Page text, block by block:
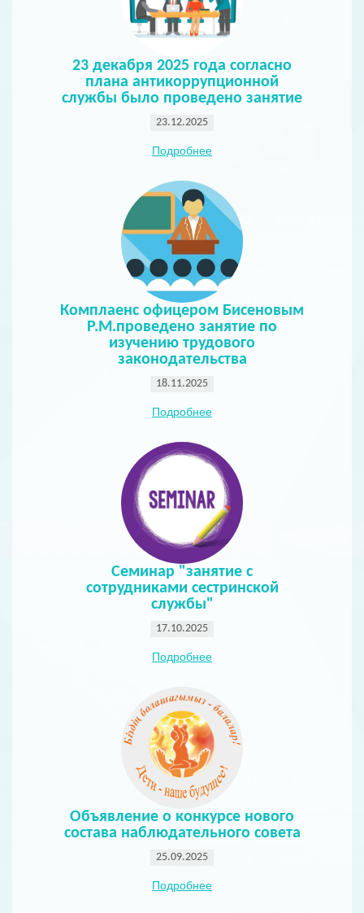
23 декабря 2025 года согласно
плана антикоррупционной
службы было проведено занятие
23.12.2025
Подробнее
Комплаенс офицером Бисеновым
Р.М.проведено занятие по
изучению трудового
законодательства
18.11.2025
Подробнее
Семинар "занятие с
сотрудниками сестринской
службы"
17.10.2025
Подробнее
Объявление о конкурсе нового
состава наблюдательного совета
25.09.2025
Подробнее